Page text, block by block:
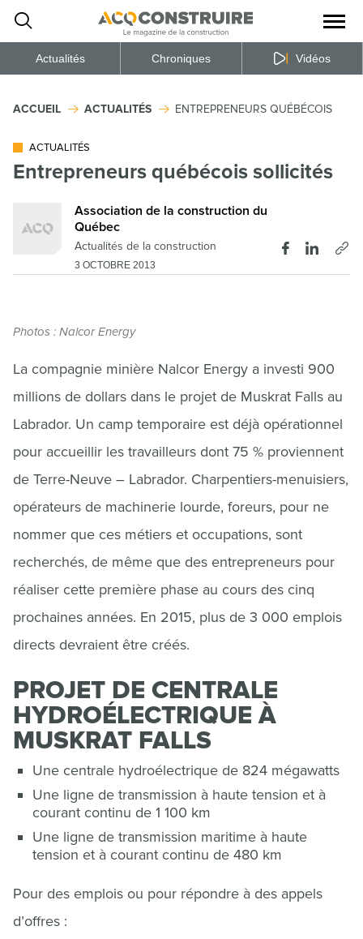
la
du
Actualités Chroniques Vidéos
ACCUEIL ACTUALITÉS ENTREPRENEURS QUÉBÉCOIS
ACTUALITÉS
Entrepreneurs québécois sollicités
Association de la construction du
Québec
Actualités de la construction
3 OCTOBRE 2013
Photos : Nalcor Energy
La compagnie minière Nalcor Energy a investi 900
millions de dollars dans le projet de Muskrat Falls au
Labrador. Un camp temporaire est déjà opérationnel
pour accueillir les travailleurs dont 75 % proviennent
de Terre-Neuve – Labrador. Charpentiers-menuisiers,
opérateurs de machinerie lourde, foreurs, pour ne
nommer que ces métiers et occupations, sont
recherchés, de même que des entrepreneurs pour
réaliser cette première phase au cours des cinq
prochaines années. En 2015, plus de 3 000 emplois
directs devraient être créés.
PROJET DE CENTRALE
HYDROÉLECTRIQUE À
MUSKRAT FALLS
Une centrale hydroélectrique de 824 mégawatts
Une ligne de transmission à haute tension et à
courant continu de 1 100 km
Une ligne de transmission maritime à haute
tension et à courant continu de 480 km
Pour des emplois ou pour répondre à des appels
d’offres :